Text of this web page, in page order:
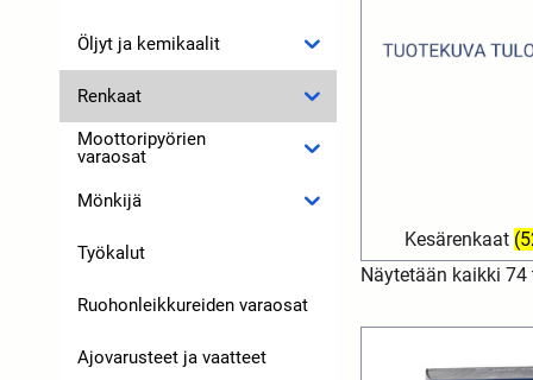
Öljyt ja kemikaalit
Renkaat
Moottoripyörien
varaosat
Mönkijä
Työkalut
Ruohonleikkureiden varaosat
Ajovarusteet ja vaatteet
Kesärenkaat
Näytetään kaikki 74